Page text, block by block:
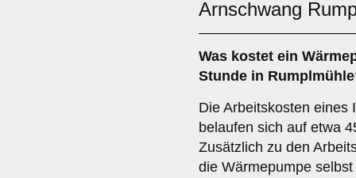
Arnschwang
Was kostet ein
Stunde in
Die Arbeitskosten eines
belaufen sich auf etwa
Zusätzlich zu den
die Wärmepumpe